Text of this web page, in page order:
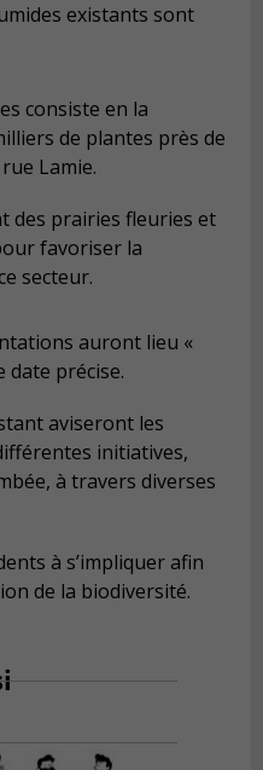
existants sont
consiste en la
de plantes près de
Lamie.
des prairies fleuries et
favoriser la
secteur.
auront lieu «
date précise.
aviseront les
initiatives,
à travers diverses
à s’impliquer afin
de la biodiversité.